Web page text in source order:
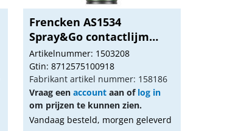
Frencken AS1534
Spray&Go contactlijm
500...
Artikelnummer: 1503208
Gtin: 8712575100918
Fabrikant artikel nummer: 158186
Vraag eenaccount aan of log in
om prijzen te kunnen zien.
Vandaag besteld, morgen geleverd